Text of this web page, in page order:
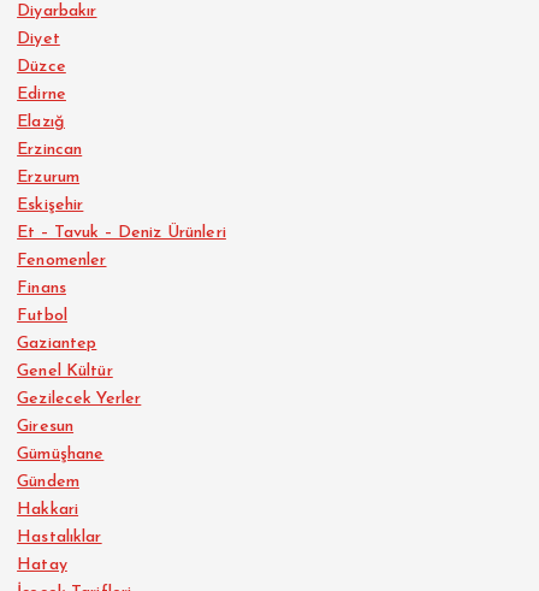
Diyarbakır
Diyet
Düzce
Edirne
Elazığ
Erzincan
Erzurum
Eskişehir
Et – Tavuk – Deniz Ürünleri
Fenomenler
Finans
Futbol
Gaziantep
Genel Kültür
Gezilecek Yerler
Giresun
Gümüşhane
Gündem
Hakkari
Hastalıklar
Hatay